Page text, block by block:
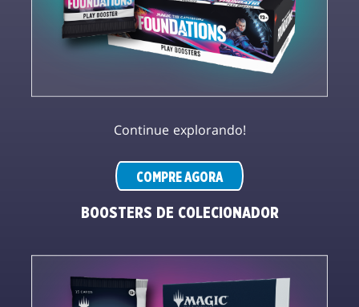
Continue explorando!
COMPRE AGORA
BOOSTERS DE COLECIONADOR